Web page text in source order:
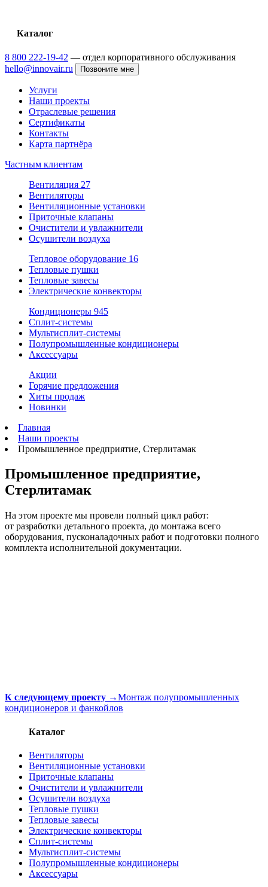
Каталог
8 800 222-19-42 — отдел корпоративного обслуживания
hello@innovair.ru
Позвоните мне
Услуги
Наши проекты
Отраслевые решения
Сертификаты
Контакты
Карта партнёра
Частным клиентам
Вентиляция 27
Вентиляторы
Вентиляционные установки
Приточные клапаны
Очистители и увлажнители
Осушители воздуха
Тепловое оборудование 16
Тепловые пушки
Тепловые завесы
Электрические конвекторы
Кондиционеры 945
Сплит-системы
Мультисплит-системы
Полупромышленные кондиционеры
Аксессуары
Акции
Горячие предложения
Хиты продаж
Новинки
Главная
Наши проекты
Промышленное предприятие, Стерлитамак
Промышленное предприятие,
Стерлитамак
На этом проекте мы провели полный цикл работ:
от разработки детального проекта, до монтажа всего
оборудования, пусконаладочных работ и подготовки полного
комплекта исполнительной документации.
К следующему проекту →Монтаж полупромышленных
кондиционеров и фанкойлов
Каталог
Вентиляторы
Вентиляционные установки
Приточные клапаны
Очистители и увлажнители
Осушители воздуха
Тепловые пушки
Тепловые завесы
Электрические конвекторы
Сплит-системы
Мультисплит-системы
Полупромышленные кондиционеры
Аксессуары